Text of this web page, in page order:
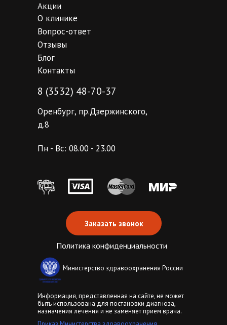
Акции
О клинике
Блог
Контакты
Политика конфиденциальности
Отзывы
Вопрос-ответ
8 (3532) 48-70-37
Оренбург, пр.Дзержинского,
д.8
Информация, представленная на сайте, не может
быть использована для постановки диагноза,
назначения лечения и не заменяет прием врача.
Пн - Вс: 08.00 - 23.00
Заказать звонок
Министерство здравоохранения России